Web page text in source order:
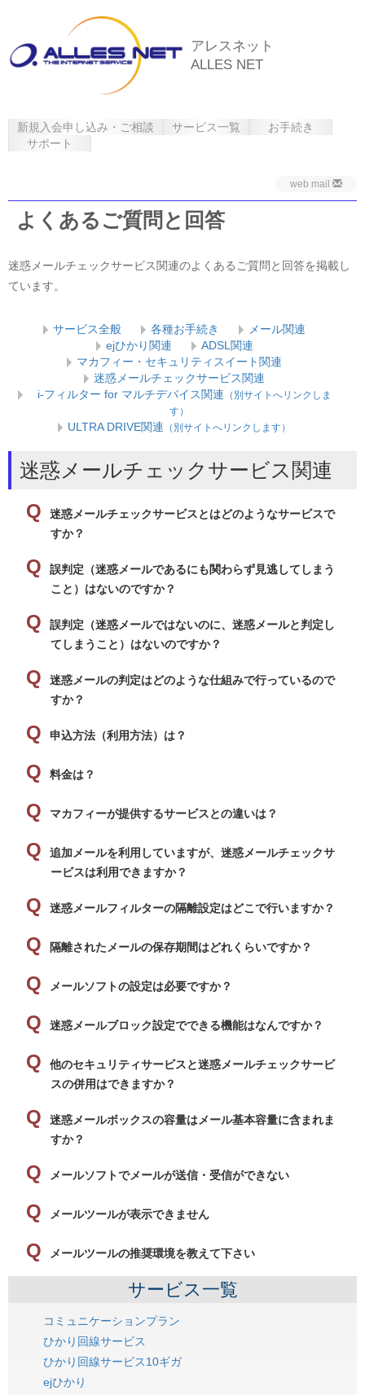
アレスネット
ALLES NET
新規入会申し込み・ご相談 サービス一覧
お手続き
サポート
web mail
よくあるご質問と回答
迷惑メールチェックサービス関連のよくあるご質問と回答を掲載し
ています。
サービス全般 各種お手続き
メール関連
ejひかり関連
ADSL関連
マカフィー・セキュリティスイート関連
迷惑メールチェックサービス関連
i-フィルター for マルチデバイス関連 （別サイトへリンクしま
す）
ULTRA DRIVE関連 （別サイトへリンクします）
迷惑メールチェックサービス関連
迷惑メールチェックサービスとはどのようなサービスで
すか？
誤判定（迷惑メールであるにも関わらず見逃してしまう
こと）はないのですか？
誤判定（迷惑メールではないのに、迷惑メールと判定し
てしまうこと）はないのですか？
迷惑メールの判定はどのような仕組みで行っているので
すか？
申込方法（利用方法）は？
料金は？
マカフィーが提供するサービスとの違いは？
追加メールを利用していますが、迷惑メールチェックサ
ービスは利用できますか？
迷惑メールフィルターの隔離設定はどこで行いますか？
隔離されたメールの保存期間はどれくらいですか？
メールソフトの設定は必要ですか？
迷惑メールブロック設定でできる機能はなんですか？
他のセキュリティサービスと迷惑メールチェックサービ
スの併用はできますか？
迷惑メールボックスの容量はメール基本容量に含まれま
すか？
メールソフトでメールが送信・受信ができない
メールツールが表示できません
メールツールの推奨環境を教えて下さい
サービス一覧
コミュニケーションプラン
ひかり回線サービス
ひかり回線サービス10ギガ
ejひかり